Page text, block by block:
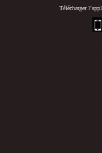
Télécharger